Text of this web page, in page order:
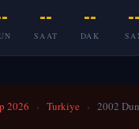
--
SAAT
--
DAK
--
2026 › Turkiye › 2002